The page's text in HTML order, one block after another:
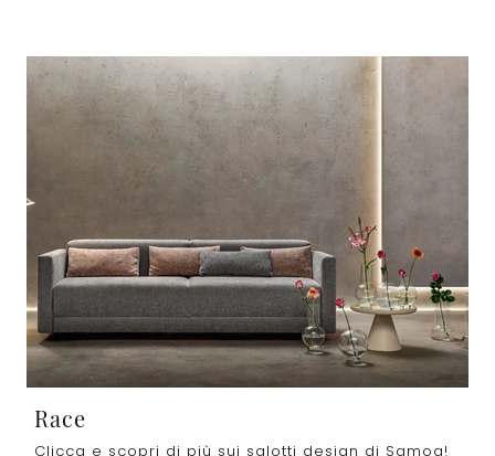
Race
Clicca e scopri di più sui salotti design di Samoa!